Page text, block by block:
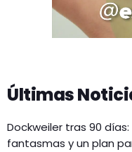
Últimas
Dockweiler tras 90
fantasmas y un plan